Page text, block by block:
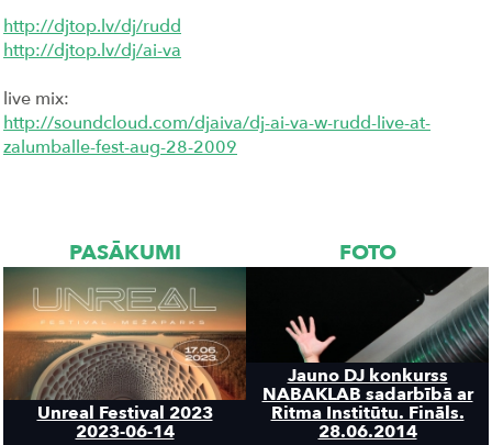
http://djtop.lv/dj/rudd
http://djtop.lv/dj/ai-va
live mix:
http://soundcloud.com/djaiva/dj-ai-va-w-rudd-live-at-
zalumballe-fest-aug-28-2009
PASĀKUMI
Unreal Festival 2023
2023-06-14
FOTO
Jauno DJ konkurss
NABAKLAB sadarbībā ar
Ritma Institūtu. Fināls.
28.06.2014